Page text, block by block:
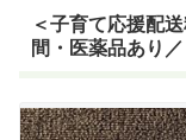
＜子育て応援配
間・医薬品あり